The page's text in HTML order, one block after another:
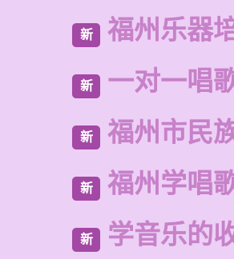
新 福州乐器
新 一对一唱
新 福州市民
新 福州学唱
新 学音乐的